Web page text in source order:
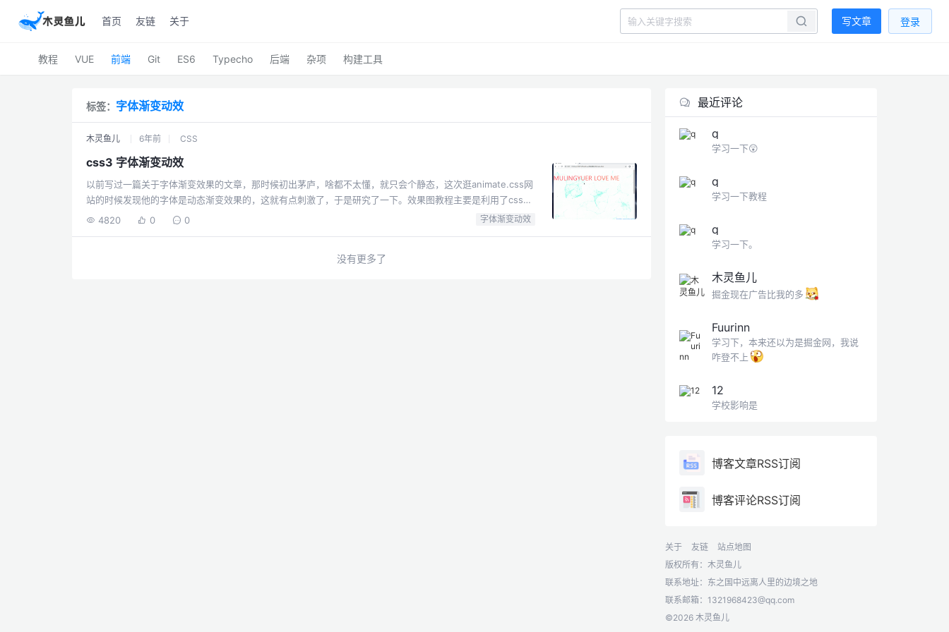
首页 友链 关于 写文章 登录
教程 VUE 前端 Git ES6 Typecho 后端 杂项 构建工具
标签： 字体渐变动效
木灵鱼儿 6年前 CSS
css3 字体渐变动效
以前写过一篇关于字体渐变效果的文章，那时候初出茅庐，啥都不太懂，就只会个静态，这次逛animate.css网
站的时候发现他的字体是动态渐变效果的，这就有点刺激了，于是研究了一下。效果图教程主要是利用了css3
的滤镜效果，也就是hue-rotate()色调转盘，他会根据当前的颜色进行调整，大概可以理解为ps中的调整色相
4820 0 0 字体渐变动效
没有更多了
最近评论
q
学习一下😲
q
学习一下教程
q
学习一下。
木灵鱼儿
掘金现在广告比我的多
Fuurinn
学习下，本来还以为是掘金网，我说
咋登不上
12
学校影响是
博客文章RSS订阅
博客评论RSS订阅
关于 友链
站点地图
版权所有：木灵鱼儿
联系地址：东之国中远离人里的边境之地
联系邮箱： 1321968423@qq.com
©2026 木灵鱼儿